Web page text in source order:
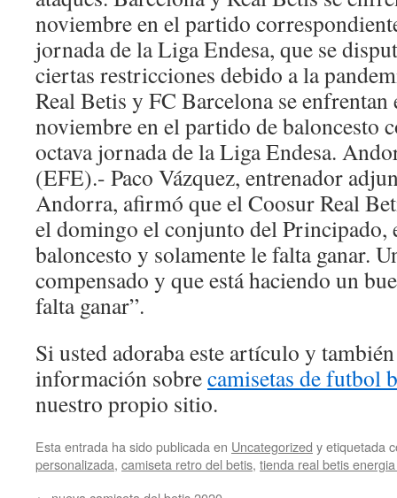
noviembre en el partido
jornada de la Liga Endesa, que se
ciertas restricciones debido a la
Real Betis y FC Barcelona se
noviembre en el partido de baloncesto
octava jornada de la Liga Endesa.
(EFE).- Paco Vázquez, entrenador
Andorra, afirmó que el Coosur Real
el domingo el conjunto del Principado,
baloncesto y solamente le falta ganar.
compensado y que está haciendo un
falta ganar”.
Si usted adoraba este artículo y
información sobrecamisetas de futbol
nuestro propio sitio.
Esta entrada ha sido publicada en Uncategorized y etiquetada
personalizada, camiseta retro del betis, tienda real betis